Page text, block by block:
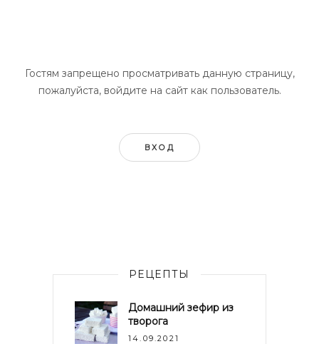
Гостям запрещено просматривать данную страницу,
пожалуйста, войдите на сайт как пользователь.
ВХОД
РЕЦЕПТЫ
Домашний зефир из
творога
14.09.2021